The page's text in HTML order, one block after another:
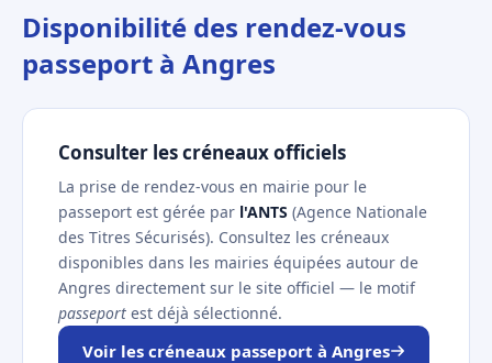
Disponibilité des rendez-vous
passeport à Angres
Consulter les créneaux officiels
La prise de rendez-vous en mairie pour le
passeport est gérée par l'ANTS (Agence Nationale
des Titres Sécurisés). Consultez les créneaux
disponibles dans les mairies équipées autour de
Angres directement sur le site officiel — le motif
passeport est déjà sélectionné.
Voir les créneaux passeport à Angres